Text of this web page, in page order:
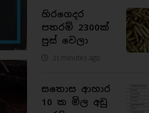
හිරගෙදර
පතරම් 2300ක්
පුස් වෙලා
21 minutes ago
සතොස ආහාර
10 ක මිල අඩු